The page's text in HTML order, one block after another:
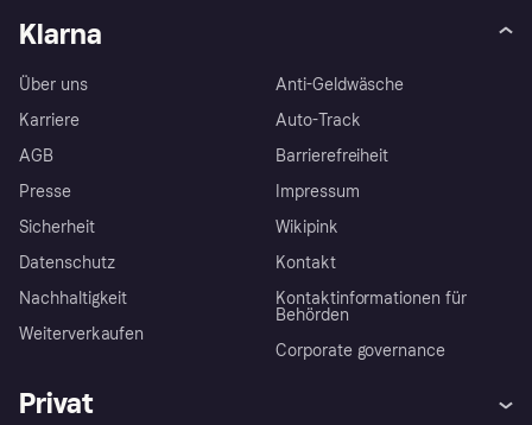
Klarna
Über uns
Karriere
AGB
Presse
Sicherheit
Datenschutz
Nachhaltigkeit
Weiterverkaufen
Anti-Geldwäsche
Auto-Track
Barrierefreiheit
Impressum
Wikipink
Kontakt
Kontaktinformationen für
Behörden
Corporate governance
Privat